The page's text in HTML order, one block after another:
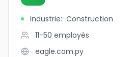
Industrie: Construction
11-50 employés
eagle.com.py